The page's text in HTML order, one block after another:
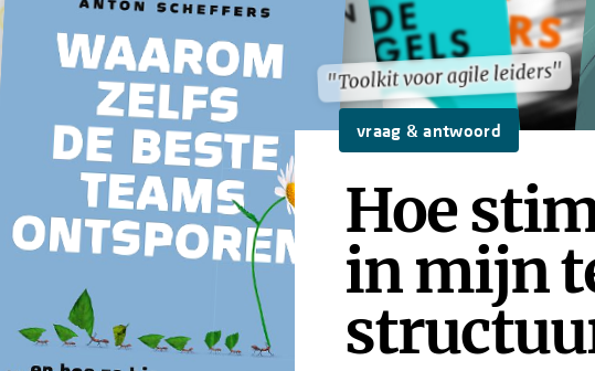
"Toolkit voor agile leiders"
"Toolkit voor agile leiders"
vraag & antwoord
Hoe
in mijn